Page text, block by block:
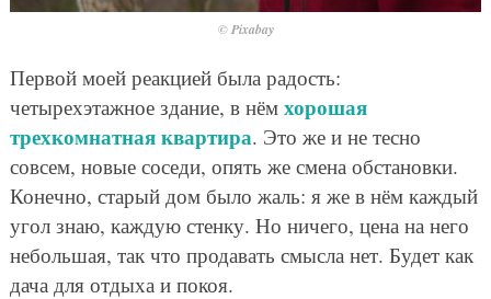
© Pixabay
Первой моей реакцией была радость:
четырехэтажное здание, в нём хорошая
трехкомнатная квартира. Это же и не тесно
совсем, новые соседи, опять же смена обстановки.
Конечно, старый дом было жаль: я же в нём каждый
угол знаю, каждую стенку. Но ничего, цена на него
небольшая, так что продавать смысла нет. Будет как
дача для отдыха и покоя.